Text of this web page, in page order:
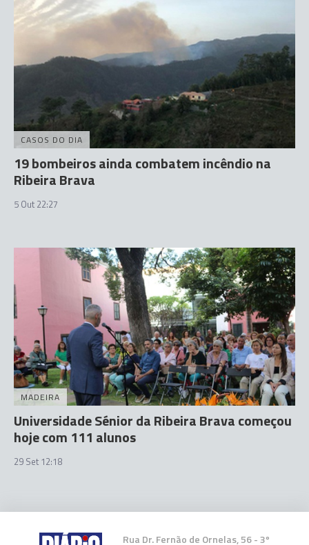
CASOS DO DIA
19 bombeiros ainda combatem incêndio na
Ribeira Brava
5 Out 22:27
MADEIRA
Universidade Sénior da Ribeira Brava começou
hoje com 111 alunos
29 Set 12:18
Rua Dr. Fernão de Ornelas, 56 - 3º